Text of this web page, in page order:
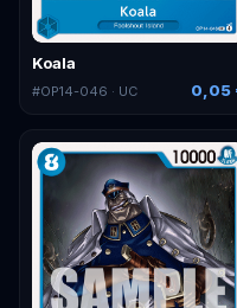
Koala
#OP14-046 · UC 0,05